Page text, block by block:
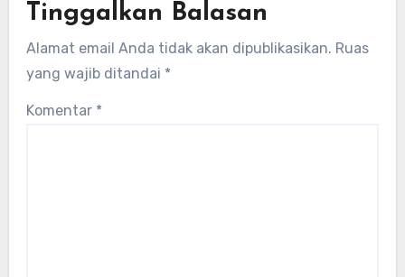
Tinggalkan Balasan
Alamat email Anda tidak akan dipublikasikan. Ruas
yang wajib ditandai *
Komentar *